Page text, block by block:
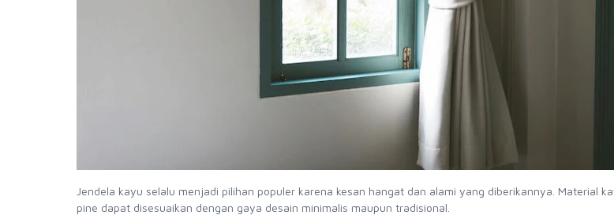
Jendela kayu selalu menjadi pilihan populer karena kesan hangat dan alami yang diberikannya. Material
pine dapat disesuaikan dengan gaya desain minimalis maupun tradisional.